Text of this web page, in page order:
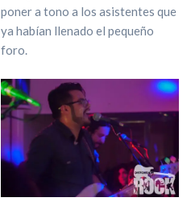
poner a tono a los asistentes que
ya habían llenado el pequeño
foro.